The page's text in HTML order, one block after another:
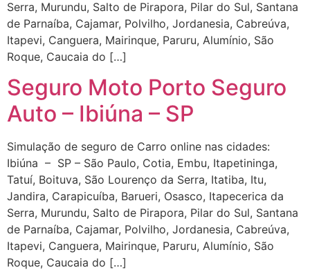
Serra, Murundu, Salto de Pirapora, Pilar do Sul, Santana
de Parnaíba, Cajamar, Polvilho, Jordanesia, Cabreúva,
Itapevi, Canguera, Mairinque, Paruru, Alumínio, São
Roque, Caucaia do […]
Seguro Moto Porto Seguro
Auto – Ibiúna – SP
Simulação de seguro de Carro online nas cidades:
Ibiúna – SP – São Paulo, Cotia, Embu, Itapetininga,
Tatuí, Boituva, São Lourenço da Serra, Itatiba, Itu,
Jandira, Carapicuíba, Barueri, Osasco, Itapecerica da
Serra, Murundu, Salto de Pirapora, Pilar do Sul, Santana
de Parnaíba, Cajamar, Polvilho, Jordanesia, Cabreúva,
Itapevi, Canguera, Mairinque, Paruru, Alumínio, São
Roque, Caucaia do […]